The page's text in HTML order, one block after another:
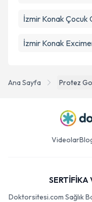
Ana Sayfa Protez
İzmir Konak Çocuk
İzmir Konak
Videolar
SERTİFİKA
Doktorsitesi.com Sağlık